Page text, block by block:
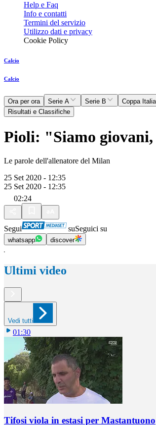
Help e Faq
Info e contatti
Termini del servizio
Utilizzo dati e privacy
Cookie Policy
Calcio
Calcio
Ora per ora Serie A Serie B Coppa Italia
Risultati e Classifiche
Pioli: "Siamo
Le parole dell'allenatore del Milan
25 Set 2020 - 12:35
25 Set 2020 - 12:35
02:24
Segui suSeguici su
whatsapp discover
Ultimi video
Vedi tutti
01:30
Tifosi viola in estasi per Mastantuono